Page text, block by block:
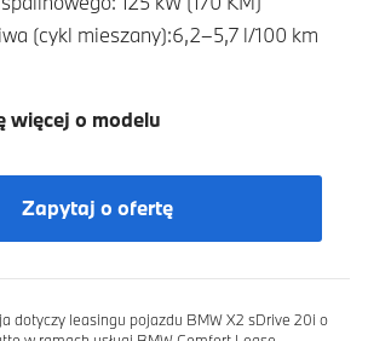
(cykl mieszany):6,2–5,7 l/100 km
więcej o modelu
Zapytaj o ofertę
dotyczy leasingu pojazdu BMW X2 sDrive 20i o